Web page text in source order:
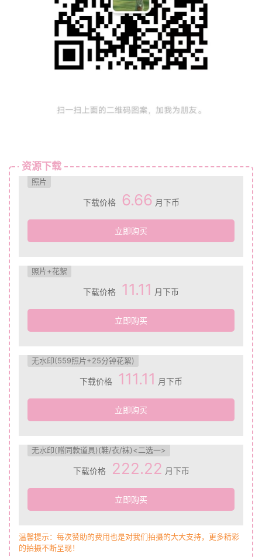
资源下载
照片
下载价格 6.66 月下币
立即购买
照片+花絮
下载价格 11.11 月下币
立即购买
无水印(559照片+25分钟花絮)
下载价格 111.11 月下币
立即购买
无水印(赠同款道具)(鞋/衣/袜)<二选一>
下载价格 222.22 月下币
立即购买
温馨提示：每次赞助的费用也是对我们拍摄的大大支持，更多精彩
的拍摄不断呈现！